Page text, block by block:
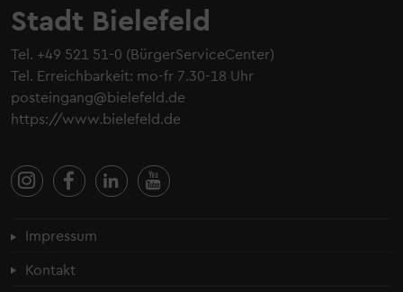
Stadt Bielefeld
Tel. +49 521 51-0 (BürgerServiceCenter)
Tel. Erreichbarkeit: mo-fr 7.30-18 Uhr
posteingang@bielefeld.de
https://www.bielefeld.de
Fußzeilenmenü
Impressum
Kontakt